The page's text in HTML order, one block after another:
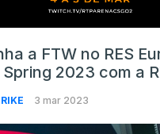
a FTW no RES
2023 com a
3 mar 2023